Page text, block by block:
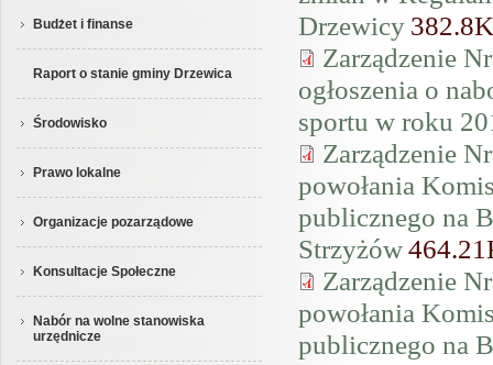
Budżet i finanse
Raport o stanie gminy Drzewica
Środowisko
Prawo lokalne
Organizacje pozarządowe
Konsultacje Społeczne
Nabór na wolne stanowiska
urzędnicze
Drzewicy
Zarządzenie
ogłoszenia o
sportu w roku
Zarządzenie
powołania
publicznego na
Strzyżów
Zarządzenie
powołania
publicznego na